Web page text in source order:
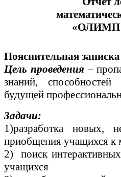
«ОЛИМП
Пояснительная записка
Цель проведения –
знаний,
будущей
Задачи:
1)разработка новых,
приобщения учащихся к
2) поиск
учащихся